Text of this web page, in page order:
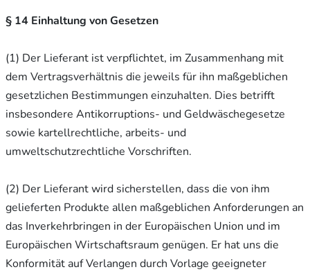
§ 14 Einhaltung von Gesetzen
(1) Der Lieferant ist verpflichtet, im Zusammenhang mit
dem Vertragsverhältnis die jeweils für ihn maßgeblichen
gesetzlichen Bestimmungen einzuhalten. Dies betrifft
insbesondere Antikorruptions- und Geldwäschegesetze
sowie kartellrechtliche, arbeits- und
umweltschutzrechtliche Vorschriften.
(2) Der Lieferant wird sicherstellen, dass die von ihm
gelieferten Produkte allen maßgeblichen Anforderungen an
das Inverkehrbringen in der Europäischen Union und im
Europäischen Wirtschaftsraum genügen. Er hat uns die
Konformität auf Verlangen durch Vorlage geeigneter